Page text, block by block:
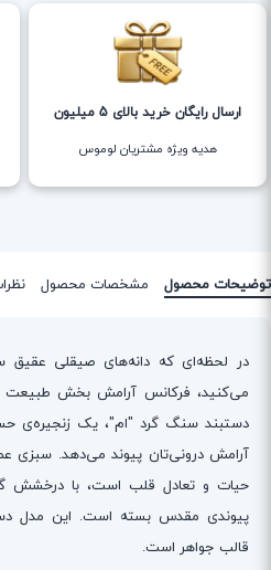
ارسال رایگان خرید بالای 5 میلیون
هدیه ویژه مشتریان لوموس
توضیحات محصول مشخصات محصول
در لحظه‌ای که دانه‌های صیقلی
می‌کنید، فرکانس آرامش بخش
دستبند سنگ گرد "ام"، یک زنجیره‌ی
آرامش درونی‌تان پیوند می‌دهد. سبزی
پیوندی مقدس بسته است. این مدل
قالب جواهر است.